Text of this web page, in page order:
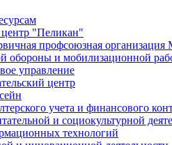
"Пеликан"
профсоюзная
обороны и мобилизационной
управление
центр
учета и финансового
и социокультурной
технологий